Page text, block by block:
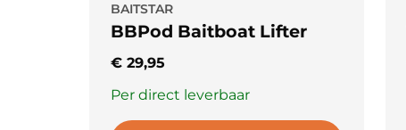
BAITSTAR
BBPod Baitboat Lifter
€29,95
Per direct leverbaar